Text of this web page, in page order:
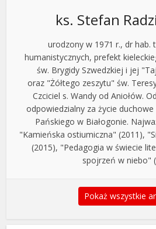
ks. Stefan
urodzony w 1971 r., dr hab.
humanistycznych, prefekt
św. Brygidy Szwedzkiej i jej
oraz "Żółtego zeszytu" św.
Czciciel s. Wandy od Aniołów.
odpowiedzialny za życie
Pańskiego w Białogonie.
"Kamieńska ostiumiczna" (2011),
(2015), "Pedagogia w świecie
spojrzeń w niebo"
Pokaż wszystkie